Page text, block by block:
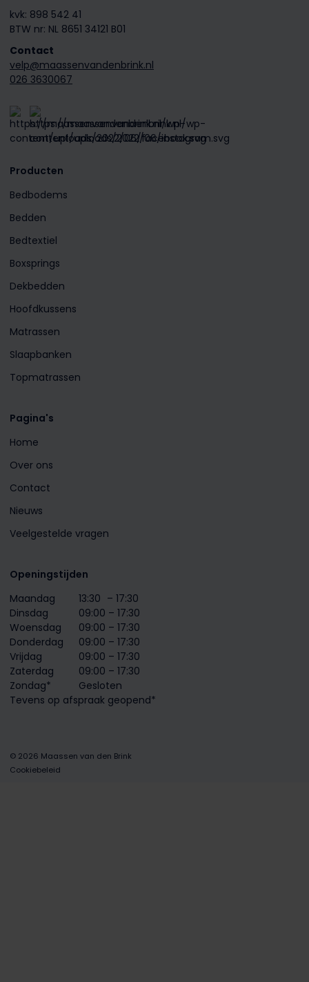
kvk: 898 542 41
BTW nr: NL 8651 34121 B01
Contact
velp@maassenvandenbrink.nl
026 3630067
Producten
Bedbodems
Bedden
Bedtextiel
Boxsprings
Dekbedden
Hoofdkussens
Matrassen
Slaapbanken
Topmatrassen
Pagina's
Home
Over ons
Contact
Nieuws
Veelgestelde vragen
Openingstijden
Maandag
13:30 – 17:30
Dinsdag
09:00 – 17:30
Woensdag
09:00 – 17:30
Donderdag
09:00 – 17:30
Vrijdag
09:00 – 17:30
Zaterdag
09:00 – 17:30
Zondag*
Gesloten
Tevens op afspraak geopend*
© 2026 Maassen van den Brink
Cookiebeleid